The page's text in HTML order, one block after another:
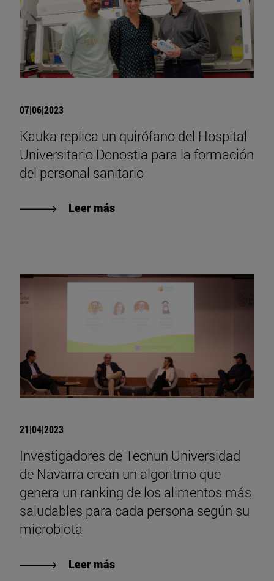
07|06|2023
Kauka replica un quirófano del Hospital
Universitario Donostia para la formación
del personal sanitario
Leer más
21|04|2023
Investigadores de Tecnun Universidad
de Navarra crean un algoritmo que
genera un ranking de los alimentos más
saludables para cada persona según su
microbiota
Leer más